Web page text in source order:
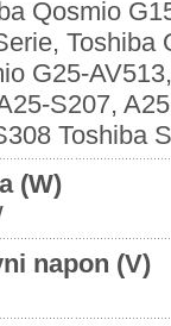
Qosmio
Toshiba
G25-
S207,
Toshiba
(W)
napon (V)